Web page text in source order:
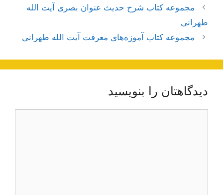
ناوبری
نوشته‌ها
مجموعه کتاب شرح حدیث عنوان بصری آیت الله
طهرانی
مجموعه کتاب آموزه‌های معرفت آیت الله طهرانی
دیدگاهتان را بنویسید